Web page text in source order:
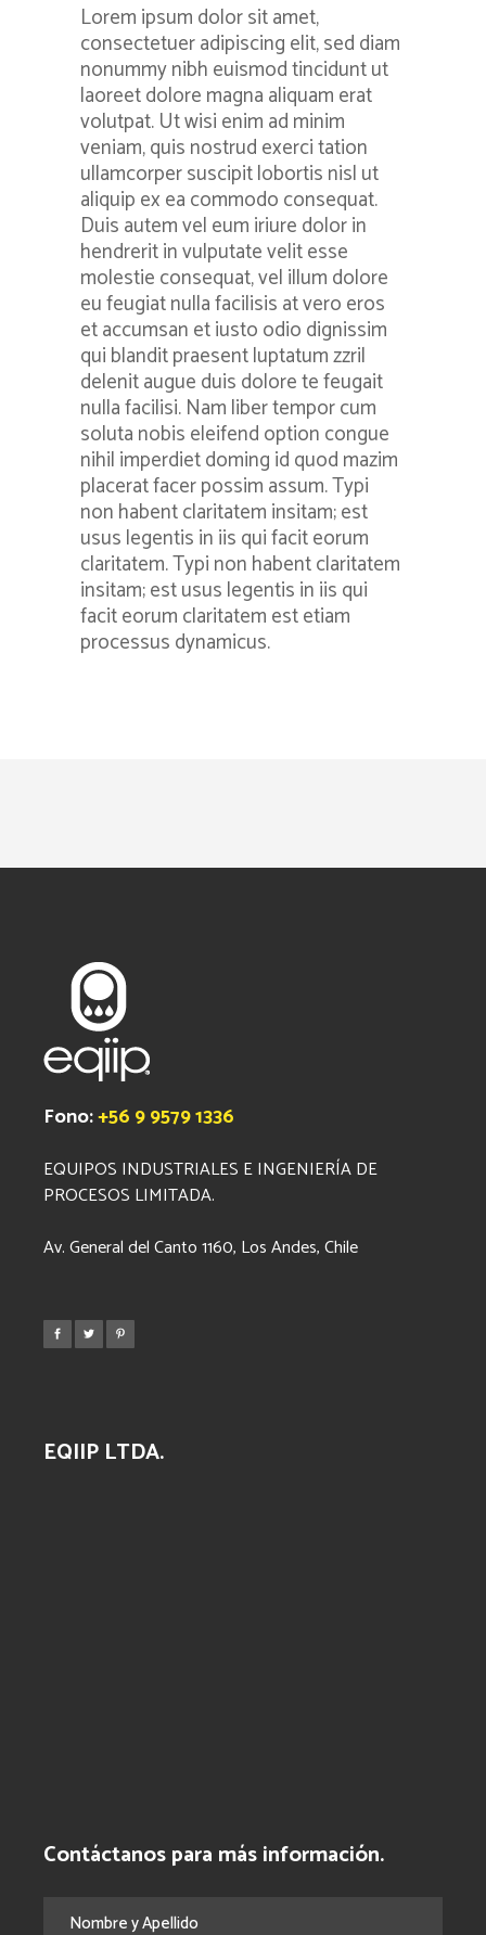
Lorem ipsum dolor sit amet,
consectetuer adipiscing elit, sed diam
nonummy nibh euismod tincidunt ut
laoreet dolore magna aliquam erat
volutpat. Ut wisi enim ad minim
veniam, quis nostrud exerci tation
ullamcorper suscipit lobortis nisl ut
aliquip ex ea commodo consequat.
Duis autem vel eum iriure dolor in
hendrerit in vulputate velit esse
molestie consequat, vel illum dolore
eu feugiat nulla facilisis at vero eros
et accumsan et iusto odio dignissim
qui blandit praesent luptatum zzril
delenit augue duis dolore te feugait
nulla facilisi. Nam liber tempor cum
soluta nobis eleifend option congue
nihil imperdiet doming id quod mazim
placerat facer possim assum. Typi
non habent claritatem insitam; est
usus legentis in iis qui facit eorum
claritatem. Typi non habent claritatem
insitam; est usus legentis in iis qui
facit eorum claritatem est etiam
processus dynamicus.
Fono:+56 9 9579 1336
EQUIPOS INDUSTRIALES E INGENIERÍA DE
PROCESOS LIMITADA.
Av. General del Canto 1160, Los Andes, Chile
EQIIP LTDA.
Contáctanos para más información.